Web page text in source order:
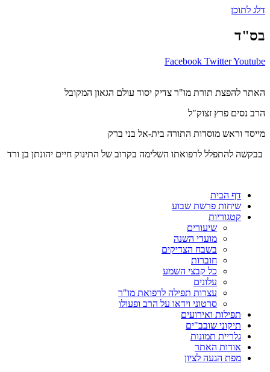
דלג לתוכן
בס"ד
Facebook TwitterYoutube
האתר להפצת תורת מו"ר צדיק יסוד עולם הגאון המקובל
הרב נסים פרץ זצוק"ל
מייסד וראש מוסדות התורה בית-אל בני ברק
בבקשה להתפלל לרפואתו השלימה בקרוב של התינוק חיים יהונתן בן ורד
דף הבית
שיחות פרשת שבוע
קטגוריות
שיעורים
מועדי השנה
בשבח הצדיקים
חוברות
כל קבצי השמע
עלונים
עצרות תפילה לרפואת מו"ר
סרטוני וידאו על הרב ופעולו
תפילות ואירועים
תיקוני שובב"ים
גלריית תמונות
אודות האתר
מפת הגעה לציון